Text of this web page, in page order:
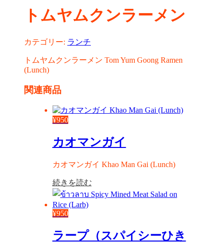
トムヤムクンラーメン
カテゴリー: ランチ
トムヤムクンラーメン Tom Yum Goong Ramen
(Lunch)
関連商品
¥950
カオマンガイ
カオマンガイ Khao Man Gai (Lunch)
続きを読む
¥950
ラープ（スパイシーひき